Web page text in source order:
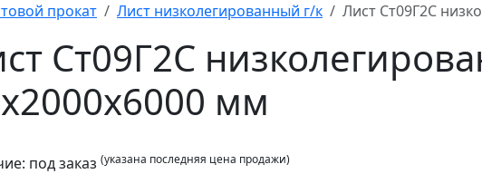
прокат Лист низколегированный г/к
Лист Ст09Г2С
Ст09Г2С
мм
под заказ (указана последняя цена продажи)